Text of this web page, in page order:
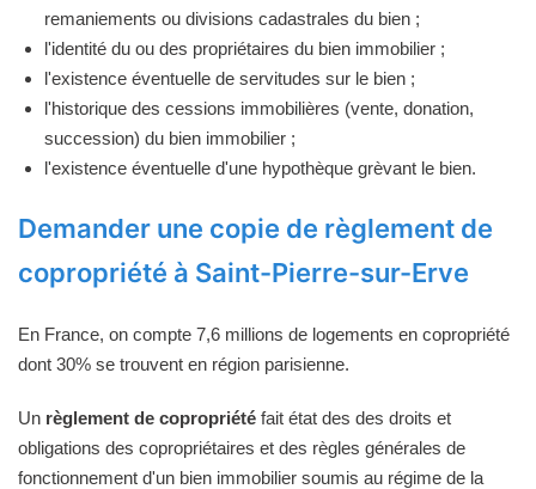
remaniements ou divisions cadastrales du bien ;
l'identité du ou des propriétaires du bien immobilier ;
l'existence éventuelle de servitudes sur le bien ;
l'historique des cessions immobilières (vente, donation,
succession) du bien immobilier ;
l'existence éventuelle d'une hypothèque grèvant le bien.
Demander une copie de règlement de
copropriété à Saint-Pierre-sur-Erve
En France, on compte 7,6 millions de logements en copropriété
dont 30% se trouvent en région parisienne.
Un règlement de copropriété fait état des des droits et
obligations des copropriétaires et des règles générales de
fonctionnement d'un bien immobilier soumis au régime de la